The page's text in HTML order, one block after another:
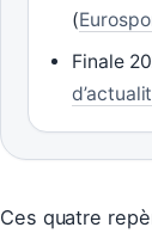
(
Finale
Ces quatre